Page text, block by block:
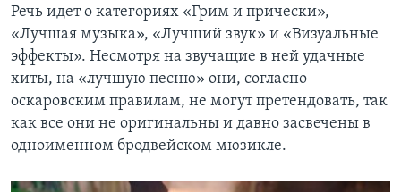
Речь идет о категориях «Грим и прически»,
«Лучшая музыка», «Лучший звук» и «Визуальные
эффекты». Несмотря на звучащие в ней удачные
хиты, на «лучшую песню» они, согласно
оскаровским правилам, не могут претендовать, так
как все они не оригинальны и давно засвечены в
одноименном бродвейском мюзикле.